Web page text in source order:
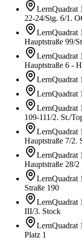
LernQuadrat
22-24/Stg. 6/1.
LernQuadrat
Hauptstraße 99/
LernQuadrat
Hauptstraße 6 -
LernQuadrat
LernQuadrat
LernQuadrat
109-111/2. St./
LernQuadrat
Hauptstraße 7/2.
LernQuadrat
Hauptstraße 28/2
LernQuadrat
Straße 190
LernQuadrat
III/3. Stock
LernQuadrat
Platz 1